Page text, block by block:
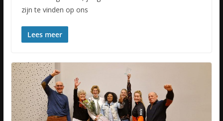
zijn te vinden op ons
Lees meer